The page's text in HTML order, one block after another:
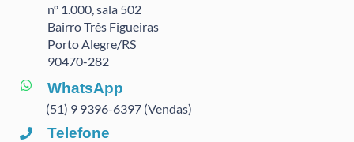
nº 1.000, sala 502
Bairro Três Figueiras
Porto Alegre/RS
90470-282
WhatsApp
(51) 9 9396-6397 (Vendas)
Telefone